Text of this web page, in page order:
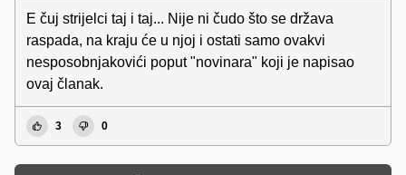
E čuj strijelci taj i taj... Nije ni čudo što se država
raspada, na kraju će u njoj i ostati samo ovakvi
nesposobnjakovići poput "novinara" koji je napisao
ovaj članak.
3 0